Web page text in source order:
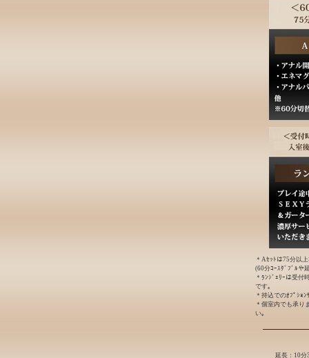
＊Aｾｯﾄは75分以
(60分ｺｰｽﾀﾞﾌﾞﾙや
＊ﾗﾝｼﾞｪﾘｰは受付
です｡
＊持込でのｵﾌﾟｼｮ
＊個室内でも承り
い｡
延長：10分